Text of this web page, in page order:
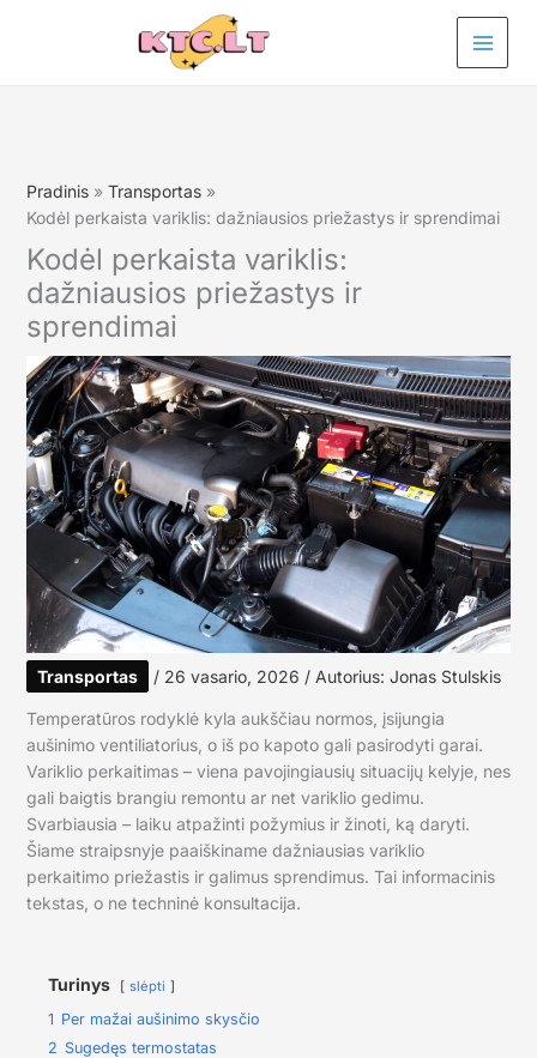
Pradinis
Transportas
Kodėl perkaista variklis: dažniausios priežastys ir sprendimai
Kodėl perkaista variklis:
dažniausios priežastys ir
sprendimai
Transportas / 26 vasario, 2026 / Autorius: Jonas Stulskis
Temperatūros rodyklė kyla aukščiau normos, įsijungia
aušinimo ventiliatorius, o iš po kapoto gali pasirodyti garai.
Variklio perkaitimas – viena pavojingiausių situacijų kelyje, nes
gali baigtis brangiu remontu ar net variklio gedimu.
Svarbiausia – laiku atpažinti požymius ir žinoti, ką daryti.
Šiame straipsnyje paaiškiname dažniausias variklio
perkaitimo priežastis ir galimus sprendimus. Tai informacinis
tekstas, o ne techninė konsultacija.
Turinys slėpti
1 Per mažai aušinimo skysčio
2 Sugedęs termostatas